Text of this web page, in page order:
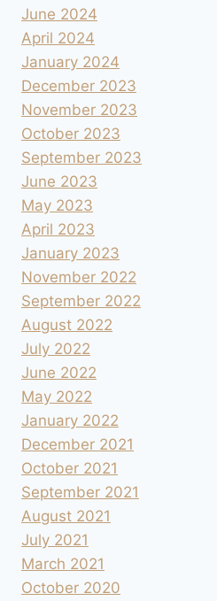
June 2024
April 2024
January 2024
December 2023
November 2023
October 2023
September 2023
June 2023
May 2023
April 2023
January 2023
November 2022
September 2022
August 2022
July 2022
June 2022
May 2022
January 2022
December 2021
October 2021
September 2021
August 2021
July 2021
March 2021
October 2020